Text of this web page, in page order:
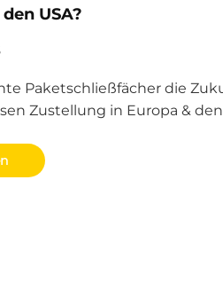
USA?
Paketschließfächer die
Zustellung in Europa & den
das städtische
verbessern und bis